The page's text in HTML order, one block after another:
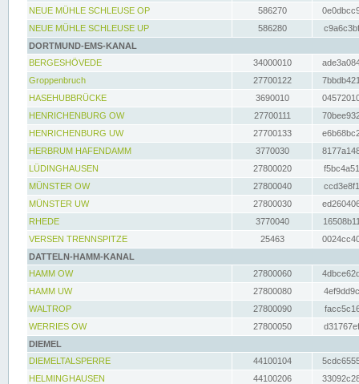
NEUE MÜHLE SCHLEUSE OP
586270
NEUE MÜHLE SCHLEUSE UP
586280
DORTMUND-EMS-KANAL
BERGESHÖVEDE
34000010
Groppenbruch
27700122
HASEHUBBRÜCKE
3690010
HENRICHENBURG OW
27700111
HENRICHENBURG UW
27700133
HERBRUM HAFENDAMM
3770030
LÜDINGHAUSEN
27800020
MÜNSTER OW
27800040
MÜNSTER UW
27800030
RHEDE
3770040
VERSEN TRENNSPITZE
25463
DATTELN-HAMM-KANAL
HAMM OW
27800060
HAMM UW
27800080
WALTROP
27800090
WERRIES OW
27800050
DIEMEL
DIEMELTALSPERRE
44100104
HELMINGHAUSEN
44100206